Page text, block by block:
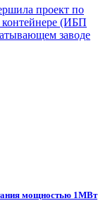
проект по
контейнере (ИБП
заводе
мощностью 1МВт